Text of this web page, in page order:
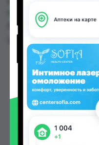
по цене от 8.00 TJS
других городах